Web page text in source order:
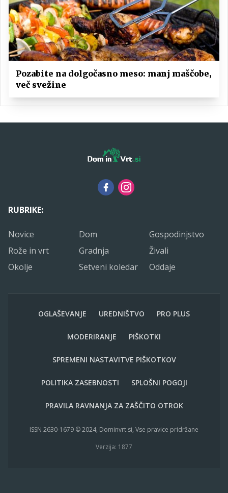
Pozabite na dolgočasno meso: manj maščobe,
več svežine
RUBRIKE:
Novice Dom
Gospodinjstvo
Rože in vrt
Gradnja
Živali
Okolje
Setveni koledar Oddaje
OGLAŠEVANJE UREDNIŠTVO PRO PLUS
MODERIRANJE PIŠKOTKI
SPREMENI NASTAVITVE PIŠKOTKOV
POLITIKA ZASEBNOSTI SPLOŠNI POGOJI
PRAVILA RAVNANJA ZA ZAŠČITO OTROK
ISSN 2630-1679 © 2024, Dominvrt.si, Vse pravice pridržane
Verzija: 1877